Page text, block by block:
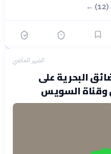
←
الشهر الماضي
البحرية على
وقناة السويس